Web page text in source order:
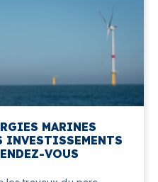
MARINES
INVESTISSEMENTS
VOUS